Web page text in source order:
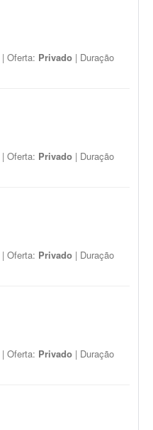
| Oferta: Privado | Duração
| Oferta: Privado | Duração
| Oferta: Privado | Duração
| Oferta: Privado | Duração